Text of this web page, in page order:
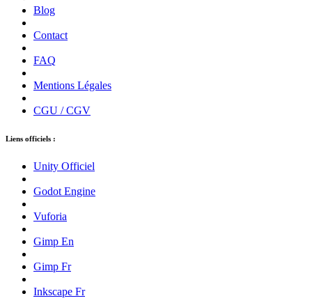
Blog
Contact
FAQ
Mentions Légales
CGU / CGV
Liens officiels :
Unity Officiel
Godot Engine
Vuforia
Gimp En
Gimp Fr
Inkscape Fr